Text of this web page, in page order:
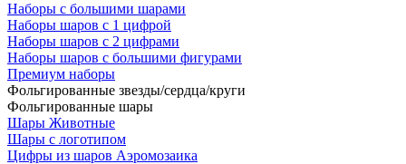
Наборы с большими шарами
Наборы шаров с 1 цифрой
Наборы шаров с 2 цифрами
Наборы шаров с большими фигурами
Премиум наборы
Фольгированные звезды/сердца/круги
Фольгированные шары
Шары Животные
Шары с логотипом
Цифры из шаров Аэромозаика